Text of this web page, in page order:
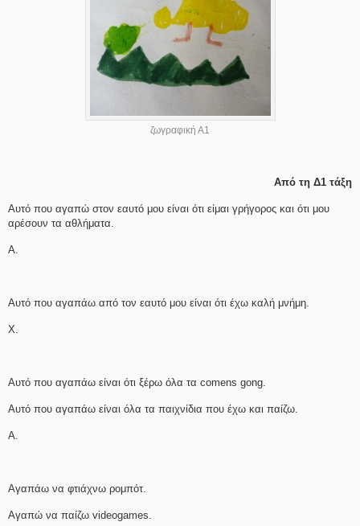
ζωγραφική Α1
Από τη Δ1 τάξη
Αυτό που αγαπώ στον εαυτό μου είναι ότι είμαι γρήγορος και ότι μου
αρέσουν τα αθλήματα.
Α.
Αυτό που αγαπάω από τον εαυτό μου είναι ότι έχω καλή μνήμη.
Χ.
Αυτό που αγαπάω είναι ότι ξέρω όλα τα comens gong.
Αυτό που αγαπάω είναι όλα τα παιχνίδια που έχω και παίζω.
Α.
Αγαπάω να φτιάχνω ρομπότ.
Αγαπώ να παίζω videogames.